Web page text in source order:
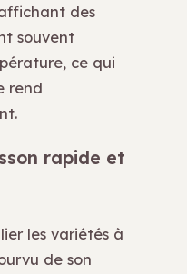
des
souvent
ce qui
rend
rapide et
les variétés à
de son